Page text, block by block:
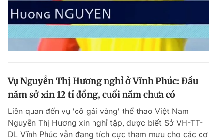
Vụ Nguyễn Thị Hương nghỉ ở Vĩnh Phúc: Đầu
năm sở xin 12 tỉ đồng, cuối năm chưa có
Liên quan đến vụ 'cô gái vàng' thể thao Việt Nam
Nguyễn Thị Hương xin nghỉ tập, được biết Sở VH-TT-
DL Vĩnh Phúc vẫn đang tích cực tham mưu cho các cơ